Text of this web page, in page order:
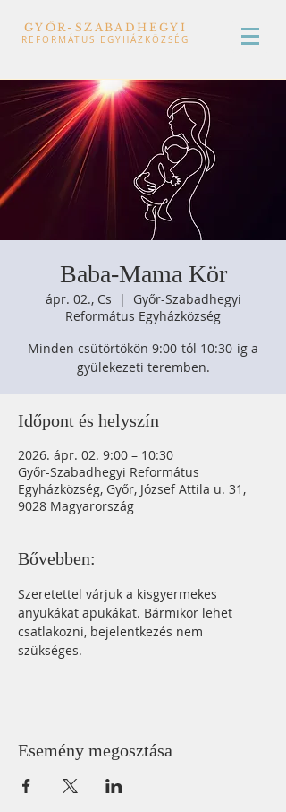
GYŐR-SZABADHEGYI
REFORMÁTUS EGYHÁZKÖZSÉG
Baba-Mama Kör
ápr. 02., Cs
  |
Győr-Szabadhegyi
Református Egyházközség
Minden csütörtökön 9:00-tól 10:30-ig a
gyülekezeti teremben.
Időpont és helyszín
2026. ápr. 02. 9:00 – 10:30
Győr-Szabadhegyi Református
Egyházközség, Győr, József Attila u. 31,
9028 Magyarország
Bővebben:
Szeretettel várjuk a kisgyermekes
anyukákat apukákat. Bármikor lehet
csatlakozni, bejelentkezés nem
szükséges.
Esemény megosztása